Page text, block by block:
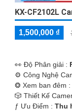
KX-CF2102L
1,500,000 ₫
️👀 Độ Phân giải :
⚙ Công Nghệ
❂ Xem ban đêm :
🎲 Thiết Kế
️ƒ Ưu Điểm : Thu